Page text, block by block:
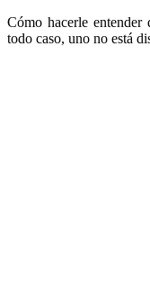
Cómo hacerle
todo caso, uno no está